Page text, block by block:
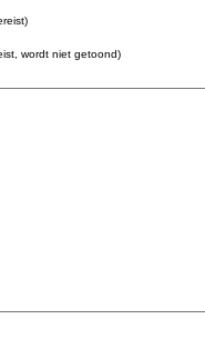
wordt niet getoond)